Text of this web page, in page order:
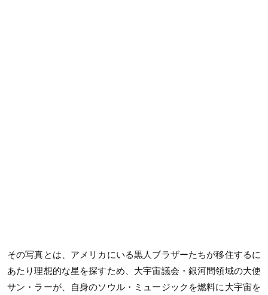
その写真とは、アメリカにいる黒人ブラザーたちが移住するに
あたり理想的な星を探すため、大宇宙議会・銀河間領域の大使
サン・ラーが、自身のソウル・ミュージックを燃料に大宇宙を